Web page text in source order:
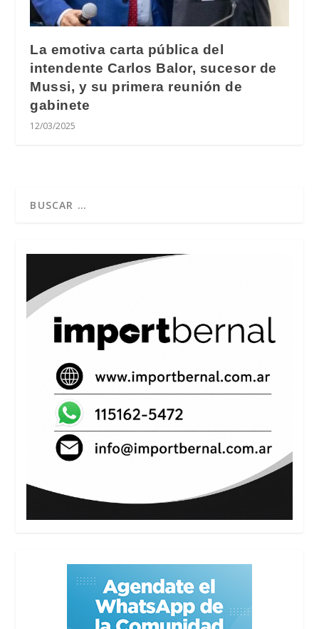
La emotiva carta pública del
intendente Carlos Balor, sucesor de
Mussi, y su primera reunión de
gabinete
12/03/2025